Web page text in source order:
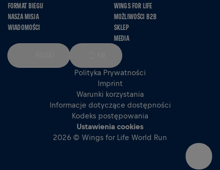
FORMAT BIEGU
NASZA MISJA
WIADOMOŚCI
WINGS FOR LIFE
MOŻLIWOŚCI B2B
SKLEP
MEDIA
Polityka Prywatności
Imprint
Warunki korzystania
Informacje dotyczące dostępności
Kodeks postępowania
Ustawienia cookies
2026 © Wings for Life World Run